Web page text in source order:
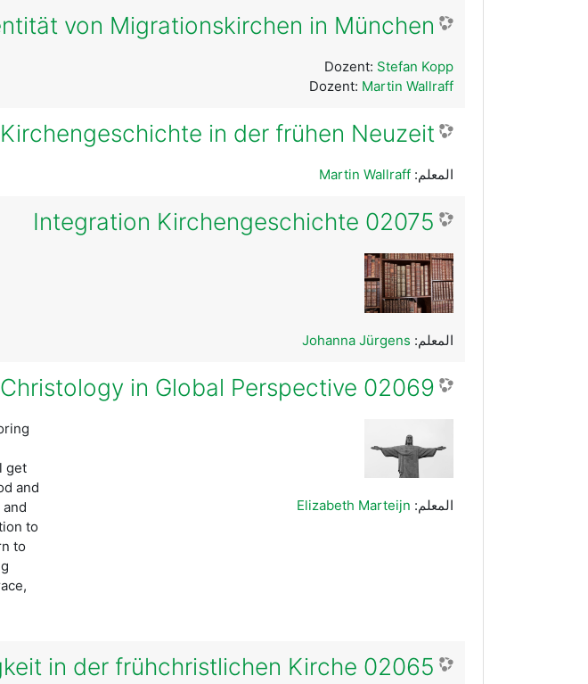
von Migrationskirchen in München
Dozent: Stefan Kopp
Dozent: Martin Wallraff
in der frühen Neuzeit
المعلم: Martin Wallraff
02075 Integration Kirchengeschichte
المعلم: Johanna Jürgens
02069 Messiah, Guru, Ancestor: Christology in Global Perspective
get
and
to
to
المعلم: Elizabeth Marteijn
02065 Frauen und Heiligkeit in der frühchristlichen Kirche